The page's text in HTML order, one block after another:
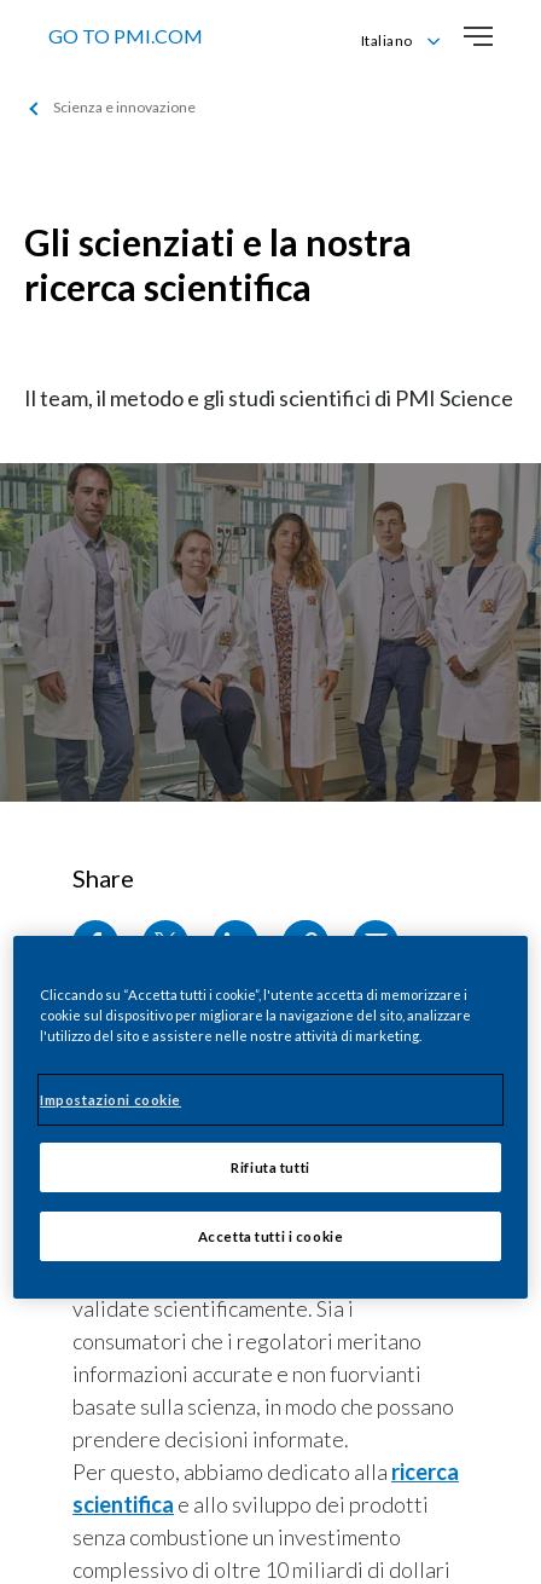
GO TO PMI.COM
Italiano
Scienza e innovazione
Gli scienziati e la nostra
ricerca scientifica
Il team, il metodo e gli studi scientifici di PMI Science
Share
adulti che diversamente continuerebbero
a fumare decidano di abbandonare le
sigarette per passare a nuovi prodotti
senza combustione richiede una profonda
trasformazione del modello di business e
dell’organizzazione, e necessita di
competenze nuove e di altissimo livello.
Infatti, è fondamentale che valide
validate scientificamente. Sia i
consumatori che i regolatori meritano
informazioni accurate e non fuorvianti
basate sulla scienza, in modo che possano
prendere decisioni informate.
Per questo, abbiamo dedicato alla ricerca
scientifica e allo sviluppo dei prodotti
senza combustione un investimento
complessivo di oltre 10 miliardi di dollari
Cliccando su “Accetta tutti i cookie”, l'utente accetta di memorizzare i
cookie sul dispositivo per migliorare la navigazione del sito, analizzare
l'utilizzo del sito e assistere nelle nostre attività di marketing.
Impostazioni cookie
Rifiuta tutti
Accetta tutti i cookie